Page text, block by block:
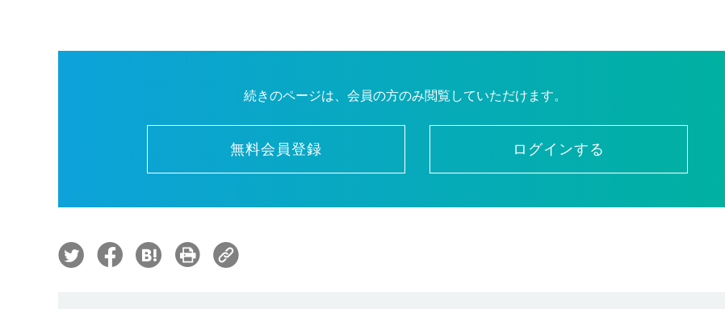
続きのページは、会員の方のみ閲覧していただけます。
無料会員登録 ログインする